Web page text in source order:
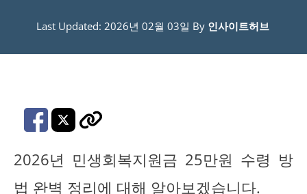
Last Updated: 2026년 02월 03일 By 인사이트허브
2026년 민생회복지원금 25만원 수령 방
법 완벽 정리에 대해 알아보겠습니다.